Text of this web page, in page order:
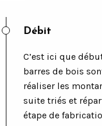
Débit
C’est ici que
barres de bois
réaliser les
suite triés et
étape de